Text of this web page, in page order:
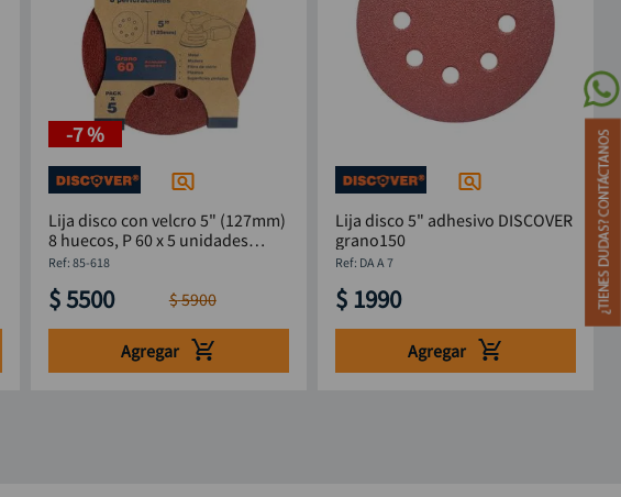
-7 %
Lija disco con velcro 5" (127mm)
8 huecos, P 60 x 5 unidades
DISCOVER
:85-618
$5500 $5900
Agregar
Lija disco 5" adhesivo DISCOVER
grano150
: DA A 7
$ 1990
Agregar